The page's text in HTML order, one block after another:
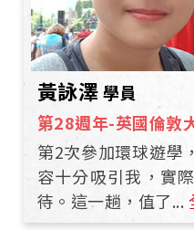
黃詠澤 學員
第28週年-英國倫敦
第2次參加環球遊學
容十分吸引我，實
待。這一趟，值了...